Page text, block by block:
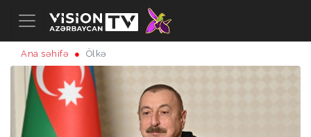
Ana səhifə Ölkə